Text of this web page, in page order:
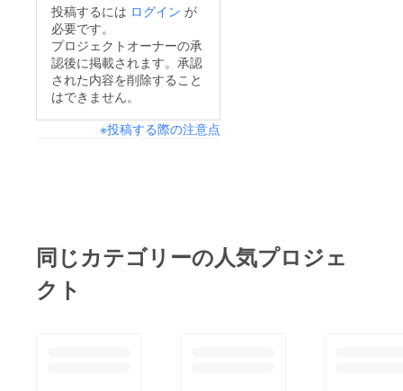
できそう？こんなのが
あったらいいよね？そ
んな会話がたくさん飛
び交い、これからの
クしました。皆さんと
投稿するには ログイン が
必要です。
プロジェクトオーナーの承
認後に掲載されます。承認
された内容を削除すること
はできません。
※投稿する際の注意点
同じカテゴリーの人気プロジェ
クト